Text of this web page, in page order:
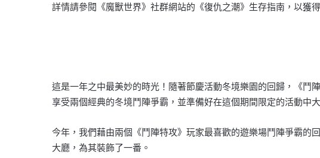
詳情請參閱《魔獸世界》社群網站的《復仇之潮》生存指南，以獲
這是一年之中最美妙的時光！隨著節慶活動冬境樂園的回歸，《鬥
享受兩個經典的冬境鬥陣爭霸，並準備好在這個期間限定的活動中
今年，我們藉由兩個《鬥陣特攻》玩家最喜歡的遊樂場鬥陣爭霸
大廳，為其裝飾了一番。